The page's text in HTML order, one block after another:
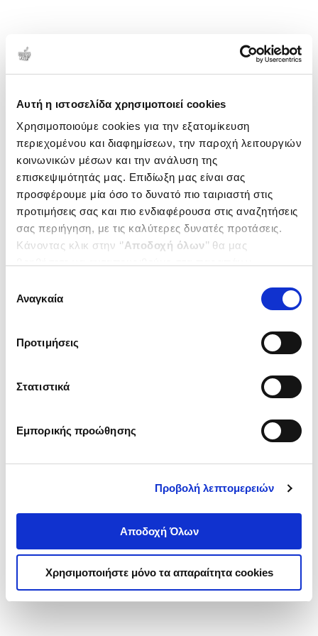
Αυτή η ιστοσελίδα χρησιμοποιεί cookies
Χρησιμοποιούμε cookies για την εξατομίκευση
περιεχομένου και διαφημίσεων, την παροχή λειτουργιών
κοινωνικών μέσων και την ανάλυση της
επισκεψιμότητάς μας. Επιδίωξη μας είναι σας
προσφέρουμε μία όσο το δυνατό πιο ταιριαστή στις
προτιμήσεις σας και πιο ενδιαφέρουσα στις αναζητήσεις
σας περιήγηση, με τις καλύτερες δυνατές προτάσεις.
Κάνοντας κλικ στην ‘’Αποδοχή όλων’’ θα μας
ενδιαφέρουν και να επιλέξετε από τα παρακάτω με την
΄΄και να ενημερωθείτε σχετικά με
συγκατάθεσης
Αναγκαία
Προτιμήσεις
Στατιστικά
Εμπορικής προώθησης
Προβολή λεπτομερειών
Αποδοχή Όλων
Χρησιμοποιήστε μόνο τα απαραίτητα cookies